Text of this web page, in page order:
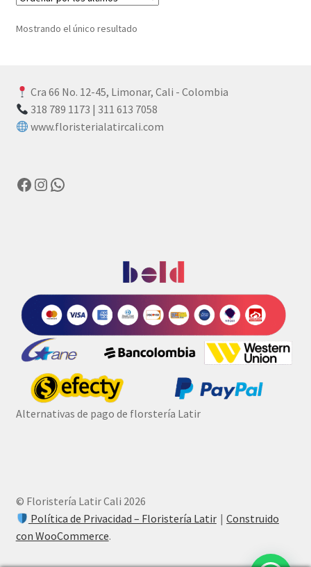
Mostrando el único resultado
Cra 66 No. 12-45, Limonar, Cali - Colombia
318 789 1173 | 311 613 7058
www.floristerialatircali.com
Alternativas de pago de florstería Latir
© Floristería Latir Cali 2026
Política de Privacidad – Floristería Latir
Construido
con WooCommerce.